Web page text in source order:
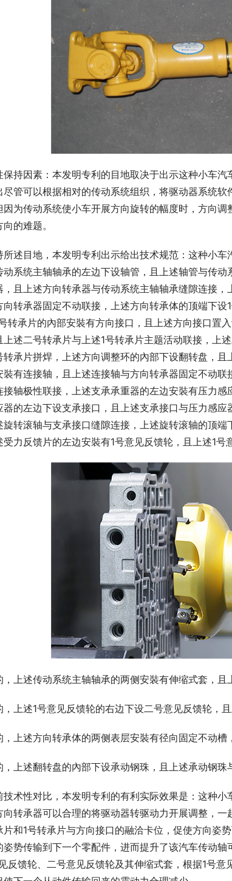
因素：本发明专利的目地取决于出示这种小车汽
尽管可以根据相对的传动系统组织，将驱动器系统
因为传动系统使小车开展方向旋转的幅度时，方向
的难题。
目地，本发明专利出示给出技术规范：这种小车
动系统主轴轴承的左边下设轴管，且上述轴管与传
，且上述方向转承器与传动系统主轴轴承缝隙连接
向转承器固定不动联接，上述方向转承体的顶端下
转承片的內部安裝有方向接口，且上述方向接口置
上述二号转承片与上述1号转承片主题活动联接，上
转承片拼焊，上述方向调整环的內部下设翻转盘，
裝有连接轴，且上述连接轴与方向转承器固定不动
接轴极性联接，上述支承承重器的左边安裝有压力
器的左边下设支承接口，且上述支承接口与压力感
旋转滚轴与支承接口缝隙连接，上述旋转滚轴的顶
力反馈片的左边安裝有1号意见反馈轮，且上述1号
述传动系统主轴轴承的两侧安裝有伸缩式套，且
述1号意见反馈轮的右边下设二号意见反馈轮，且
述方向转承体的两侧表层安裝有径向固定不动槽
述翻转盘的內部下设承动钢珠，且上述承动钢珠
性对比，本发明专利的有利实际效果是：这种小
向转承器可以合理的将驱动器转驱动力开展调整，
片和1号转承片与方向接口的融洽卡位，促使方向姿
姿势传输到下一个零配件，进而提升了该汽车传动
反馈轮、二号意见反馈轮及其伸缩式套，根据1号